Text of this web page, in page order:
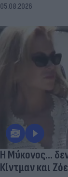
05.08.2026
Η Μύκονος...
Κίντμαν και